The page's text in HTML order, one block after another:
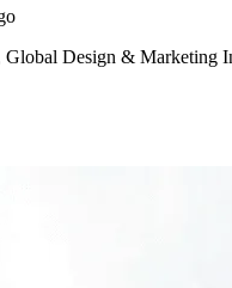
Global Design & Marketing